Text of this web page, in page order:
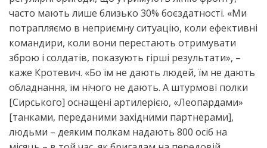
часто мають лише близько 30% боєздатності. «Ми
потрапляємо в неприємну ситуацію, коли ефективні
командири, коли вони перестають отримувати
зброю і солдатів, показують гірші результати», –
каже Кротевич. «Бо їм не дають людей, їм не дають
обладнання, їм нічого не дають. А штурмові полки
[Сирського] оснащені артилерією, «Леопардами»
[танками, переданими західними партнерами],
людьми – деяким полкам надають 800 осіб на